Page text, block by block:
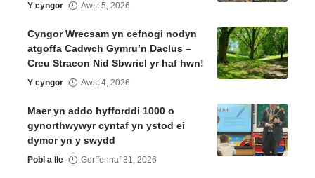
Y cyngor Awst 5, 2026
Cyngor Wrecsam yn cefnogi nodyn
atgoffa Cadwch Gymru’n Daclus –
Creu Straeon Nid Sbwriel yr haf hwn!
Y cyngor Awst 4, 2026
Maer yn addo hyfforddi 1000 o
gynorthwywyr cyntaf yn ystod ei
dymor yn y swydd
Pobl a lle Gorffennaf 31, 2026